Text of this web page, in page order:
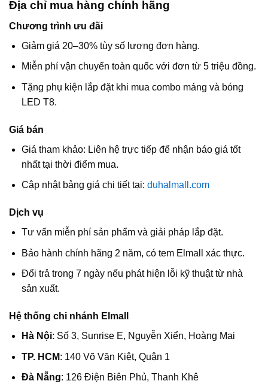
Địa chỉ mua hàng chính hãng
Chương trình ưu đãi
Giảm giá 20–30% tùy số lượng đơn hàng.
Miễn phí vận chuyển toàn quốc với đơn từ 5 triệu đồng.
Tặng phụ kiện lắp đặt khi mua combo máng và bóng
LED T8.
Giá bán
Giá tham khảo: Liên hệ trực tiếp để nhận báo giá tốt
nhất tại thời điểm mua.
Cập nhật bảng giá chi tiết tại: duhalmall.com
Dịch vụ
Tư vấn miễn phí sản phẩm và giải pháp lắp đặt.
Bảo hành chính hãng 2 năm, có tem Elmall xác thực.
Đổi trả trong 7 ngày nếu phát hiện lỗi kỹ thuật từ nhà
sản xuất.
Hệ thống chi nhánh Elmall
Hà Nội: Số 3, Sunrise E, Nguyễn Xiển, Hoàng Mai
TP. HCM: 140 Võ Văn Kiệt, Quận 1
Đà Nẵng: 126 Điện Biên Phủ, Thanh Khê